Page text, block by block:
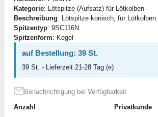
Kategorie: Lötspitze (Aufsatz) für Lötkolben
Beschreibung: Lötspitze konisch, für Lötkolben
Spitzentyp: 9SC116N
Spitzenform: Kegel
auf Bestellung: 39 St.
39 St. - Lieferzeit 21-28 Tag (e)
Benachrichtigung bei Verfügbarkeit
Anzahl
Privatkunde